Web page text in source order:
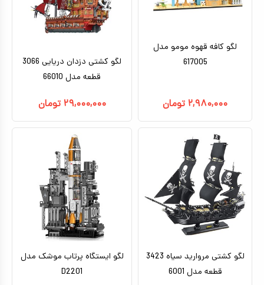
لگو کافه قهوه مومو مدل
617005
۲,۹۸۰,۰۰۰ تومان
لگو کشتی دزدان دریایی 3066
قطعه مدل 66010
۲۹,۰۰۰,۰۰۰ تومان
لگو کشتی مروارید سیاه 3423
قطعه مدل 6001
لگو ایستگاه پرتاب موشک مدل
D2201